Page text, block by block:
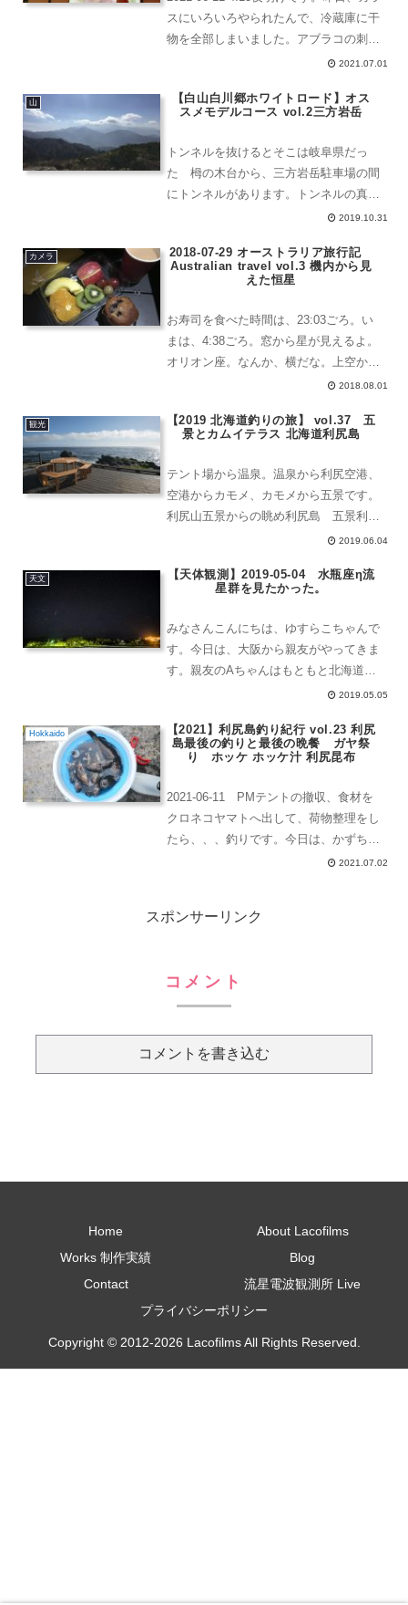
スにいろいろやられたんで、冷蔵庫に干
物を全部しまいました。アブラコの刺
身、いつ釣ったやつだったかな。アブラ
寝かせたものです。奥にあるのがクロガ
2021.07.01
山
【白山白川郷ホワイトロード】オス
スメモデルコース vol.2三方岩岳
トンネルを抜けるとそこは岐阜県だっ
た 栂の木台から、三方岩岳駐車場の間
にトンネルがあります。トンネルの真ん
中あたりで照明が変わります。変わった
駐車場 駐車場に着いたら、まずするこ
と。・トイレに行って用を...
2019.10.31
カメラ
2018-07-29 オーストラリア旅行記
Australian travel vol.3 機内から見
えた恒星
お寿司を食べた時間は、23:03ごろ。い
まは、4:38ごろ。窓から星が見えるよ。
オリオン座。なんか、横だな。上空から
だと、高速で移動しているため星の写真
イカレンズがついたカメラや、sonyのカ
2018.08.01
観光
【2019 北海道釣りの旅】 vol.37 五
景とカムイテラス 北海道利尻島
テント場から温泉。温泉から利尻空港、
空港からカモメ、カモメから五景です。
利尻山五景からの眺め利尻島 五景利尻
山 五景よりこの角度からの利尻山もか
て、えぐれているし左側に飛び出ている
2019.06.04
天文
【天体観測】2019-05-04 水瓶座η流
星群を見たかった。
みなさんこんにちは、ゆすらこちゃんで
す。今日は、大阪から親友がやってきま
す。親友のAちゃんはもともと北海道出
身です。そして、私と同じ水瓶座です。
で珠洲市にきて、珠洲市の民宿に泊まる
ことにしました。千里浜な...
2019.05.05
Hokkaido
【2021】利尻島釣り紀行 vol.23 利尻
島最後の釣りと最後の晩餐 ガヤ祭
り ホッケ ホッケ汁 利尻昆布
2021-06-11 PMテントの撤収、食材を
クロネコヤマトへ出して、荷物整理をし
たら、、、釣りです。今日は、かずちゃ
んのために魚を釣ります。釣り師の友人
送したし冷蔵庫...
2021.07.02
スポンサーリンク
コメント
コメントを書き込む
Home
About Lacofilms
Works 制作実績
Blog
Contact
流星電波観測所 Live
プライバシーポリシー
Copyright © 2012-2026 Lacofilms All Rights Reserved.